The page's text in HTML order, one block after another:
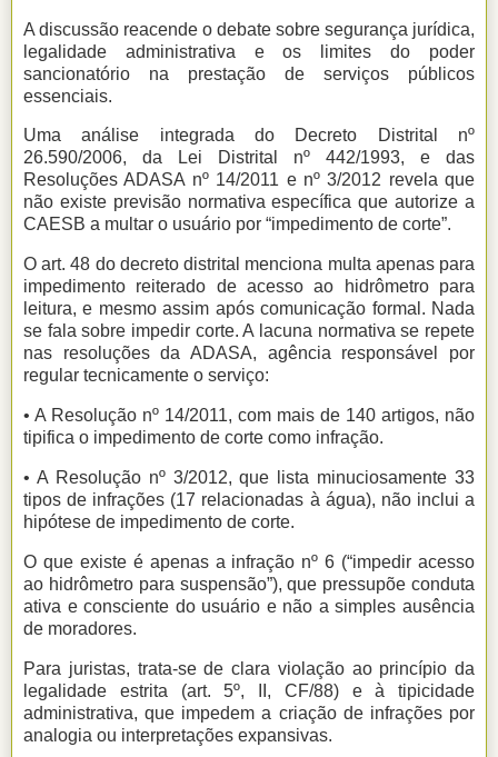
A discussão reacende o debate sobre segurança jurídica,
legalidade administrativa e os limites do poder
sancionatório na prestação de serviços públicos
essenciais.
Uma análise integrada do Decreto Distrital nº
26.590/2006, da Lei Distrital nº 442/1993, e das
Resoluções ADASA nº 14/2011 e nº 3/2012 revela que
não existe previsão normativa específica que autorize a
CAESB a multar o usuário por “impedimento de corte”.
O art. 48 do decreto distrital menciona multa apenas para
impedimento reiterado de acesso ao hidrômetro para
leitura, e mesmo assim após comunicação formal. Nada
se fala sobre impedir corte. A lacuna normativa se repete
nas resoluções da ADASA, agência responsável por
regular tecnicamente o serviço:
• A Resolução nº 14/2011, com mais de 140 artigos, não
tipifica o impedimento de corte como infração.
• A Resolução nº 3/2012, que lista minuciosamente 33
tipos de infrações (17 relacionadas à água), não inclui a
hipótese de impedimento de corte.
O que existe é apenas a infração nº 6 (“impedir acesso
ao hidrômetro para suspensão”), que pressupõe conduta
ativa e consciente do usuário e não a simples ausência
de moradores.
Para juristas, trata-se de clara violação ao princípio da
legalidade estrita (art. 5º, II, CF/88) e à tipicidade
administrativa, que impedem a criação de infrações por
analogia ou interpretações expansivas.